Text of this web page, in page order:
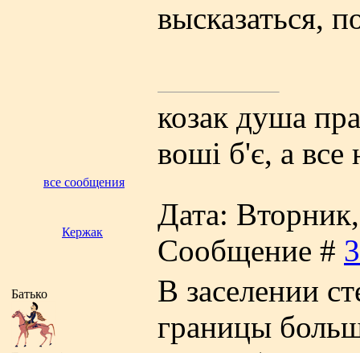
высказаться,
козак душа
вошi б'є, а все
все сообщения
Кержак
Дата:
Сообщение #
Батько
В заселении
границы